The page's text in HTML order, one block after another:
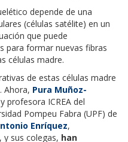
depende de una
(células satélite) en un
que puede
para formar nuevas fibras
células madre.
de estas células madre
Ahora, Pura Muñoz-
profesora ICREA del
Pompeu Fabra (UPF) de
Enríquez,
y sus colegas, han